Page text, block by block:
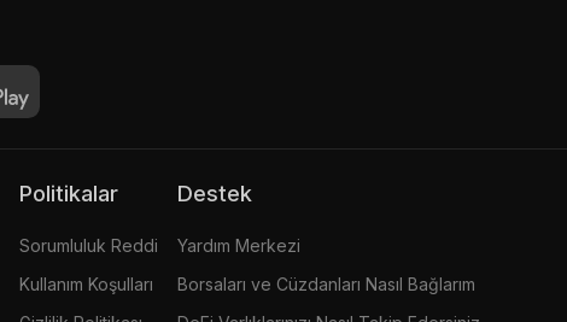
Politikalar
Sorumluluk Reddi
Kullanım Koşulları
Destek
Yardım Merkezi
Borsaları ve Cüzdanları Nasıl Bağlarım